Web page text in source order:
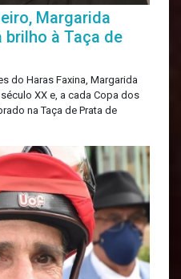
Margarida
brilho à Taça de
do Haras Faxina, Margarida
XX e, a cada Copa dos
na Taça de Prata de